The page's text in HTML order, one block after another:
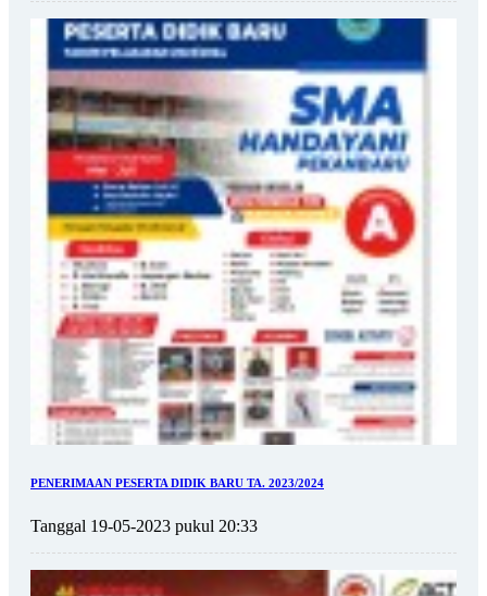
PENERIMAAN PESERTA DIDIK BARU TA. 2023/2024
Tanggal 19-05-2023 pukul 20:33